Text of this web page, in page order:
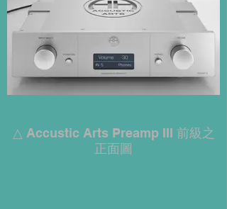
△ Accustic Arts Preamp III 前級之
正面圖